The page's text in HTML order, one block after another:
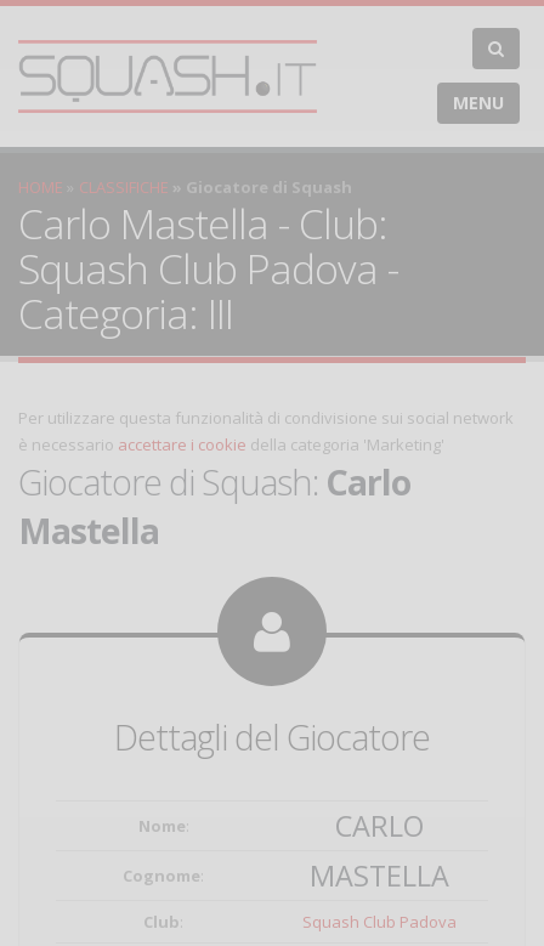
MENU
HOME CLASSIFICHE Giocatore di Squash
Carlo Mastella - Club:
Squash Club Padova -
Categoria: III
Per utilizzare questa funzionalità di condivisione sui social network
è necessario accettare i cookie della categoria 'Marketing'
Giocatore di Squash: Carlo
Mastella
Dettagli del Giocatore
Nome: CARLO
Cognome: MASTELLA
Club: Squash Club Padova